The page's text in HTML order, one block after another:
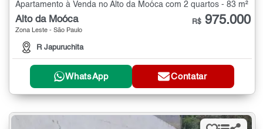
Apartamento à Venda no Alto da Moóca com 2 quartos - 83 m²
Alto da Moóca
Zona Leste - São Paulo
R Japuruchita
R$ 975.000
WhatsApp Contatar